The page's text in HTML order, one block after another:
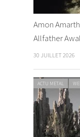
Amon
Allfather
30 JUILLET 2026
ACTU METAL